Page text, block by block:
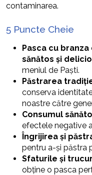
contaminarea.
5 Puncte Cheie
Pasca cu
sănătos și
meniul de Paști.
Păstrarea
conserva
noastre către
Consumul
efectele negative
Îngrijirea și
pentru a-și păstra
Sfaturile și
obține o pasca